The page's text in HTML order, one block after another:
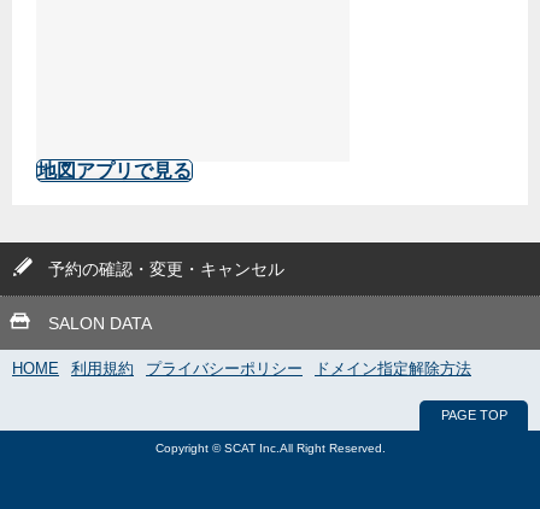
地図アプリで見る
予約の確認・変更・キャンセル
SALON DATA
HOME 利用規約 プライバシーポリシー ドメイン指定解除方法
PAGE TOP
Copyright © SCAT Inc.All Right Reserved.